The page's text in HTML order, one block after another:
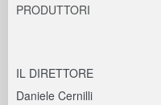
PRODUTTORI
IL DIRETTORE
Daniele Cernilli